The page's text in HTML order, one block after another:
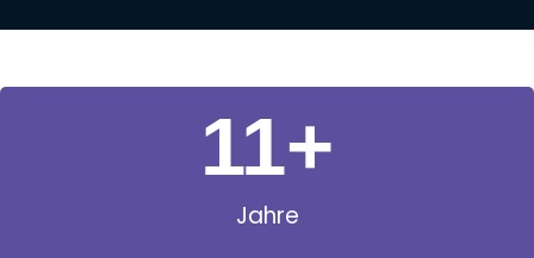
Jahre
11+